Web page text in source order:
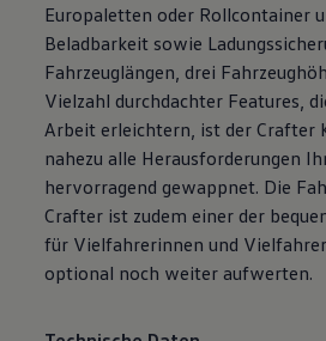
Europaletten oder Rollcontainer
Beladbarkeit sowie
Fahrzeuglängen, drei
Vielzahl durchdachter Features,
Arbeit erleichtern, ist der Crafter
nahezu alle Herausforderungen
hervorragend gewappnet. Die
Crafter ist zudem einer der
für Vielfahrerinnen und
optional noch weiter aufwerten.